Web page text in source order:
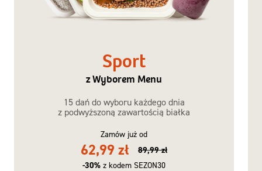
Sport
z Wyborem Menu
15 dań do wyboru każdego dnia
z podwyższoną zawartością białka
Zamów już od
62,99 zł
89,99 zł
-30% z kodem SEZON30